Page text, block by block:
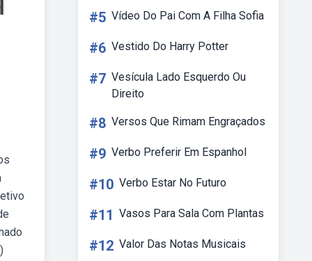
#5 Vídeo Do Pai Com A Filha Sofia
#6 Vestido Do Harry Potter
#7 Vesícula Lado Esquerdo Ou
Direito
#8 Versos Que Rimam Engraçados
#9 Verbo Preferir Em Espanhol
#10 Verbo Estar No Futuro
#11 Vasos Para Sala Com Plantas
#12 Valor Das Notas Musicais